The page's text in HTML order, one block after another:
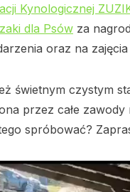
Kynologicznej
dla Psów za
oraz na
świetnym czystym
przez całe zawody
spróbować?